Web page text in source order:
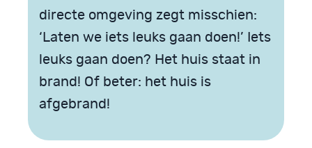
directe omgeving zegt misschien:
‘Laten we iets leuks gaan doen!’ Iets
leuks gaan doen? Het huis staat in
brand! Of beter: het huis is
afgebrand!